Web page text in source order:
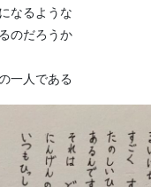
なるような
のだろうか
一人である